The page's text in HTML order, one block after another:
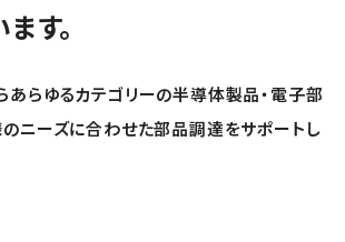
す。
らゆるカテゴリーの半導体製品・電子部
ニーズに合わせた部品調達をサポートし